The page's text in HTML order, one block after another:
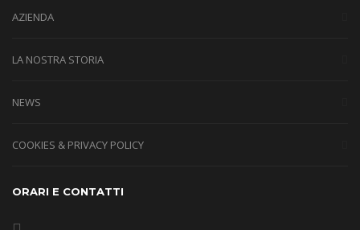
AZIENDA
LA NOSTRA STORIA
NEWS
COOKIES & PRIVACY POLICY
ORARI E CONTATTI